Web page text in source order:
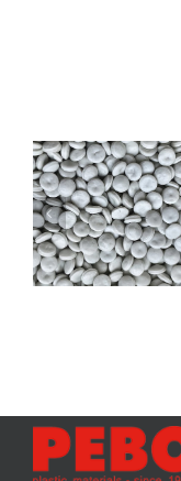
PEBOlen6100
WHITE (HDPE)